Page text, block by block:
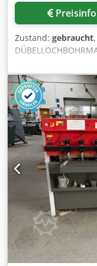
und reibungslose
möchten.
- 60 mm
Bohrspindeln
Leistungsstarke
3,3 m2 Im
ein HSK63-
einer modernen
Gannomat Editor
und Aktivierung
- DXF-
(Installation und
separates Entgelt)
Preis der
Aozhrdzog Iek
Preisinfo
Zustand: gebraucht
50Hz / 1,5
Vollautomatische
über Fußventil
Aussetzbetrieb.-
nach Erreichen der
Dies erspart die
flachseitigen auf
bei Dübellänge 35
Bohrtiefe Stirnseite
Spindeln, Teilung
70 mm). inkl. 21
zum einfachen
Schwenken der
durch
Achse mit 3
Werkstückhöhe bis